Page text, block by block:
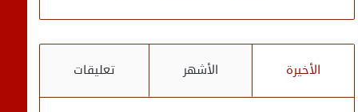
الأخيرة الأشهر تعليقات